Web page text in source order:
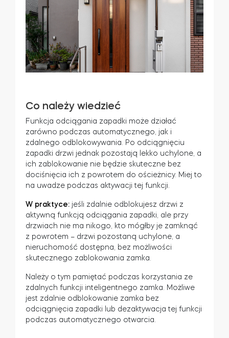
Co należy wiedzieć
Funkcja odciągania zapadki może działać
zarówno podczas automatycznego, jak i
zdalnego odblokowywania. Po odciągnięciu
zapadki drzwi jednak pozostają lekko uchylone, a
ich zablokowanie nie będzie skuteczne bez
dociśnięcia ich z powrotem do ościeżnicy. Miej to
na uwadze podczas aktywacji tej funkcji.
W praktyce: jeśli zdalnie odblokujesz drzwi z
aktywną funkcją odciągania zapadki, ale przy
drzwiach nie ma nikogo, kto mógłby je zamknąć
z powrotem – drzwi pozostaną uchylone, a
nieruchomość dostępna, bez możliwości
skutecznego zablokowania zamka.
Należy o tym pamiętać podczas korzystania ze
zdalnych funkcji inteligentnego zamka. Możliwe
jest zdalnie odblokowanie zamka bez
odciągnięcia zapadki lub dezaktywacja tej funkcji
podczas automatycznego otwarcia.